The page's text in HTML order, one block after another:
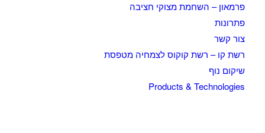
פרמאון – השחמת מצוקי חציבה
פתרונות
צור קשר
רשת קו – רשת קוקוס לצמחיה מטפסת
שיקום נוף
Products & Technologies